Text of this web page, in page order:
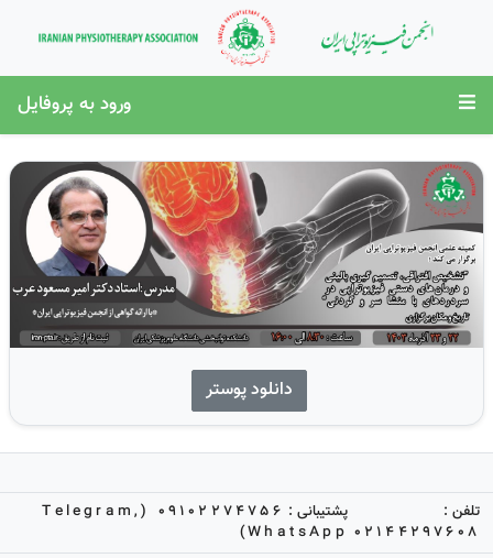
ورود به پروفایل
دانلود پوستر
تلفن :
02144297608
پشتیبانی :
09102274756 (Telegram,
WhatsApp)